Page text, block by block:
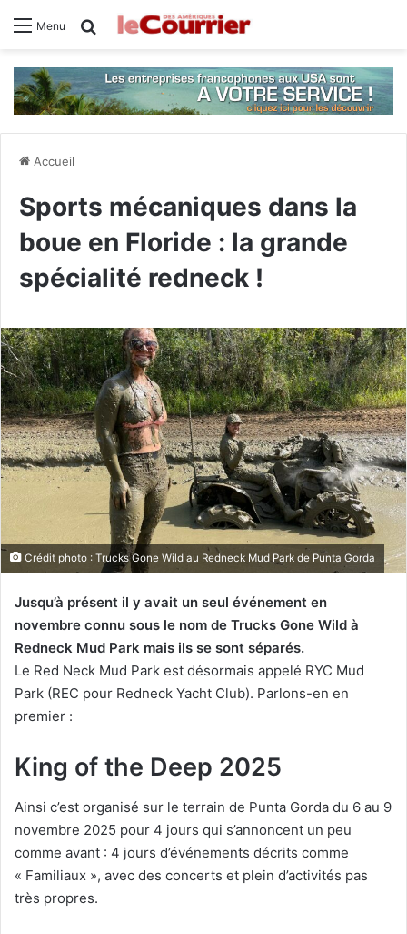
Menu Rechercher
Accueil
Sports mécaniques dans la
boue en Floride : la grande
spécialité redneck !
Crédit photo : Trucks Gone Wild au Redneck Mud Park de Punta Gorda
Jusqu’à présent il y avait un seul événement en
novembre connu sous le nom de Trucks Gone Wild à
Redneck Mud Park mais ils se sont séparés.
Le Red Neck Mud Park est désormais appelé RYC Mud
Park (REC pour Redneck Yacht Club). Parlons-en en
premier :
King of the Deep 2025
Ainsi c’est organisé sur le terrain de Punta Gorda du 6 au 9
novembre 2025 pour 4 jours qui s’annoncent un peu
comme avant : 4 jours d’événements décrits comme
« Familiaux », avec des concerts et plein d’activités pas
très propres.